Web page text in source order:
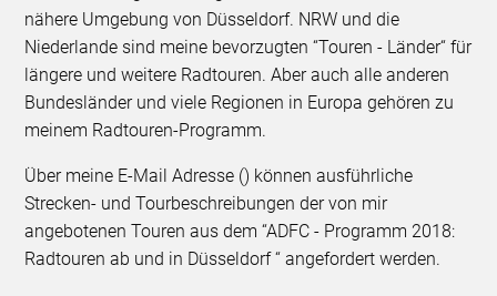
nähere Umgebung von Düsseldorf. NRW und die
Niederlande sind meine bevorzugten “Touren - Länder“ für
längere und weitere Radtouren. Aber auch alle anderen
Bundesländer und viele Regionen in Europa gehören zu
meinem Radtouren-Programm.
Über meine E-Mail Adresse () können ausführliche
Strecken- und Tourbeschreibungen der von mir
angebotenen Touren aus dem “ADFC - Programm 2018:
Radtouren ab und in Düsseldorf “ angefordert werden.